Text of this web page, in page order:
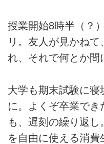
授業開始8時半（？
リ。友人が見かねて
れ、それで何とか間
大学も期末試験に寝
に。よくぞ卒業で
も、遅刻の繰り返
を自由に使える消費